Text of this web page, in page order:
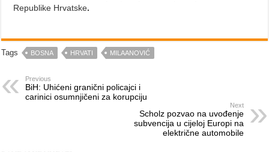
Republike Hrvatske.
Tags BOSNA HRVATI MILAANOVIĆ
Previous
BiH: Uhićeni granični policajci i
carinici osumnjičeni za korupciju
Next
Scholz pozvao na uvođenje
subvencija u cijeloj Europi na
električne automobile